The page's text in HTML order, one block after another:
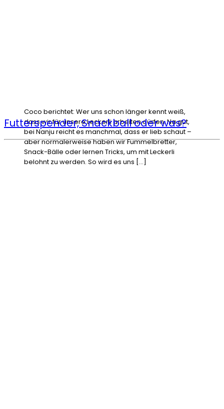
Coco berichtet: Wer uns schon länger kennt weiß,
dass wir für unsere Leckerli arbeiten dürfen. Na gut,
bei Nanju reicht es manchmal, dass er lieb schaut –
aber normalerweise haben wir Fummelbretter,
Snack-Bälle oder lernen Tricks, um mit Leckerli
belohnt zu werden. So wird es uns […]
Futterspender, Snackball oder was?